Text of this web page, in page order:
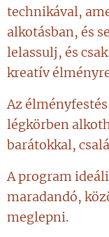
technikával,
alkotásban, és
lelassulj, és
kreatív
Az
légkörben
barátokkal,
A program
maradandó,
meglepni.